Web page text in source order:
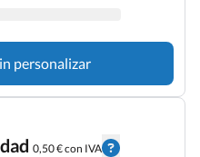
personalizar
0,50 € con IVA